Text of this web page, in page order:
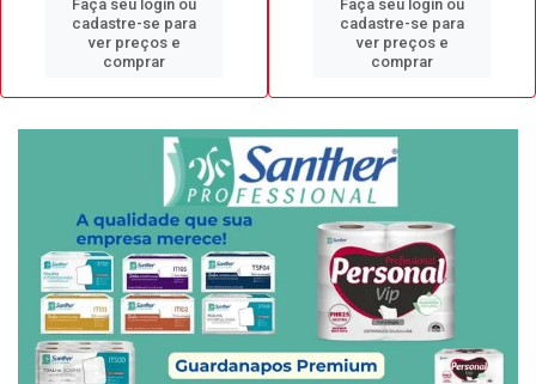
Faça seu login ou
cadastre-se para
ver preços e
comprar
Faça seu login ou
cadastre-se para
ver preços e
comprar